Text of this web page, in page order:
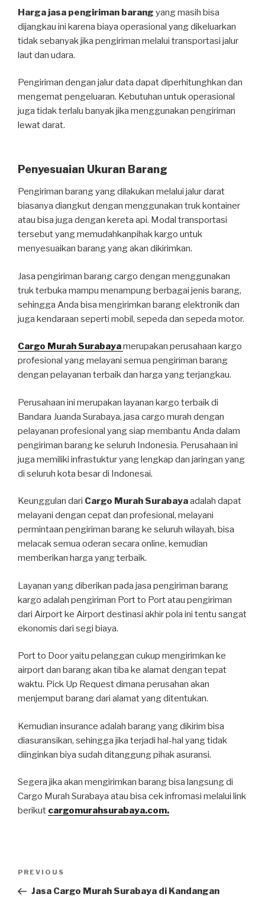
Harga jasa pengiriman barang yang masih bisa
dijangkau ini karena biaya operasional yang dikeluarkan
tidak sebanyak jika pengiriman melalui transportasi jalur
laut dan udara.
Pengiriman dengan jalur data dapat diperhitunghkan dan
mengemat pengeluaran. Kebutuhan untuk operasional
juga tidak terlalu banyak jika menggunakan pengiriman
lewat darat.
Penyesuaian Ukuran Barang
Pengiriman barang yang dilakukan melalui jalur darat
biasanya diangkut dengan menggunakan truk kontainer
atau bisa juga dengan kereta api. Modal transportasi
tersebut yang memudahkanpihak kargo untuk
menyesuaikan barang yang akan dikirimkan.
Jasa pengiriman barang cargo dengan menggunakan
truk terbuka mampu menampung berbagai jenis barang,
sehingga Anda bisa mengirimkan barang elektronik dan
juga kendaraan seperti mobil, sepeda dan sepeda motor.
Cargo Murah Surabayamerupakan perusahaan kargo
profesional yang melayani semua pengiriman barang
dengan pelayanan terbaik dan harga yang terjangkau.
Perusahaan ini merupakan layanan kargo terbaik di
Bandara Juanda Surabaya, jasa cargo murah dengan
pelayanan profesional yang siap membantu Anda dalam
pengiriman barang ke seluruh Indonesia. Perusahaan ini
juga memiliki infrastuktur yang lengkap dan jaringan yang
di seluruh kota besar di Indonesai.
Keunggulan dari Cargo Murah Surabayaadalah dapat
melayani dengan cepat dan profesional, melayani
permintaan pengiriman barang ke seluruh wilayah, bisa
melacak semua oderan secara online, kemudian
memberikan harga yang terbaik.
Layanan yang diberikan pada jasa pengiriman barang
kargo adalah pengiriman Port to Port atau pengiriman
dari Airport ke Airport destinasi akhir pola ini tentu sangat
ekonomis dari segi biaya.
Port to Door yaitu pelanggan cukup mengirimkan ke
airport dan barang akan tiba ke alamat dengan tepat
waktu. Pick Up Request dimana perusahan akan
menjemput barang dari alamat yang ditentukan.
Kemudian insurance adalah barang yang dikirim bisa
diasuransikan, sehingga jika terjadi hal-hal yang tidak
diinginkan biya sudah ditanggung pihak asuransi.
Segera jika akan mengirimkan barang bisa langsung di
Cargo Murah Surabaya atau bisa cek infromasi melalui link
berikut cargomurahsurabaya.com.
PREVIOUS
Jasa Cargo Murah Surabaya di Kandangan